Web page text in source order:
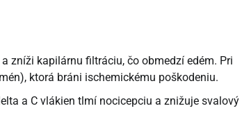
zníži kapilárnu filtráciu, čo obmedzí edém. Pri
ktorá bráni ischemickému poškodeniu.
a C vlákien tlmí nocicepciu a znižuje svalový